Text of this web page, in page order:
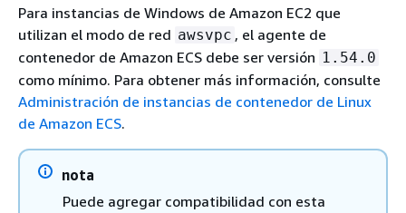
Para instancias de Windows de Amazon EC2 que
utilizan el modo de red awsvpc , el agente de
contenedor de Amazon ECS debe ser versión 1.54.0
como mínimo. Para obtener más información, consulte
Administración de instancias de contenedor de Linux
de Amazon ECS.
nota
Puede agregar compatibilidad con esta